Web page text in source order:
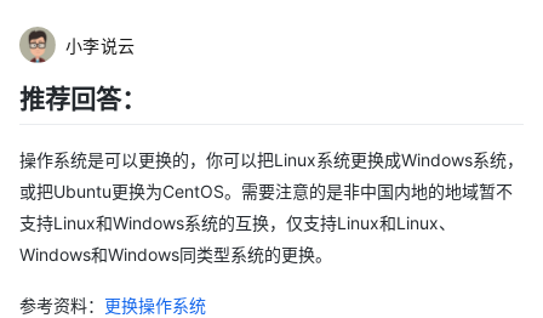
小李说云
推荐回答：
操作系统是可以更换的，你可以把Linux系统更换成Windows系统，
或把Ubuntu更换为CentOS。需要注意的是非中国内地的地域暂不
支持Linux和Windows系统的互换，仅支持Linux和Linux、
Windows和Windows同类型系统的更换。
参考资料： 更换操作系统